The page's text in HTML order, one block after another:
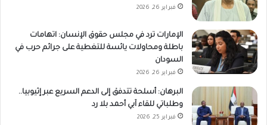
فبراير 26, 2026
الإمارات ترد في مجلس حقوق الإنسان: اتهامات
باطلة ومحاولات يائسة للتغطية على جرائم حرب في
السودان
فبراير 26, 2026
البرهان: أسلحة تتدفق إلى الدعم السريع عبر إثيوبيا..
وطلباتي للقاء آبي أحمد بلا رد
فبراير 25, 2026